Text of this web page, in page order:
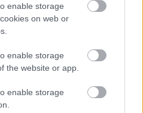
enable storage
on web or
enable storage
the website or app.
enable storage
για την ισότιμη
πρόσβαση των ασθενών